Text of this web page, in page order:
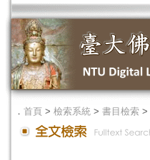
． 首頁 > 檢索系統 > 書目檢索 >